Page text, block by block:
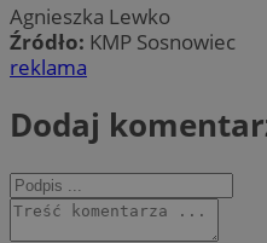
Agnieszka Lewko
Źródło: KMP Sosnowiec
reklama
Dodaj